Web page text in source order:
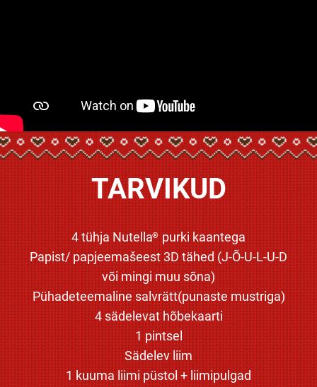
TARVIKUD
4 tühja Nutella®purki kaantega
Papist/ papjeemašeest 3D tähed (J-Õ-U-L-U-D
või mingi muu sõna)
Pühadeteemaline salvrätt(punaste mustriga)
4 sädelevat hõbekaarti
1 pintsel
Sädelev liim
1 kuuma liimi püstol + liimipulgad